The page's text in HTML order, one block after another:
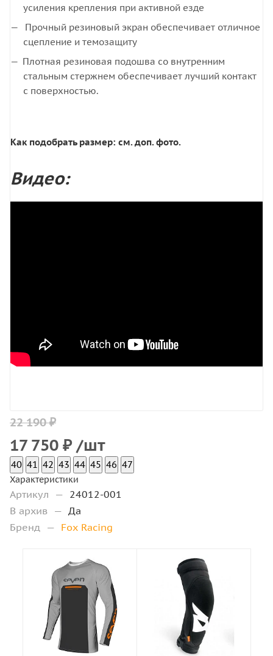
усиления крепления при активной езде
Прочный резиновый экран обеспечивает отличное
сцепление и темозащиту
Плотная резиновая подошва со внутренним
стальным стержнем обеспечивает лучший контакт
с поверхностью.
Как подобрать размер: см. доп. фото.
Видео:
22 190 ₽
17 750 ₽ /шт
40 41 42 43 44 45 46 47
Характеристики
Артикул — 24012-001
В архив — Да
Бренд — Fox Racing